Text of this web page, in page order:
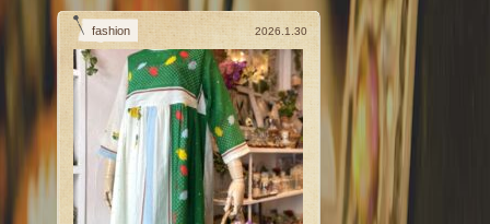
fashion 2026.1.30